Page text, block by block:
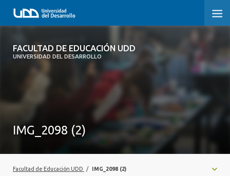
FACULTAD DE EDUCACIÓN UDD
UNIVERSIDAD DEL DESARROLLO
FACULTAD DE EDUCACIÓN UDD
IMG_2098 (2)
Facultad de Educación UDD / IMG_2098 (2)